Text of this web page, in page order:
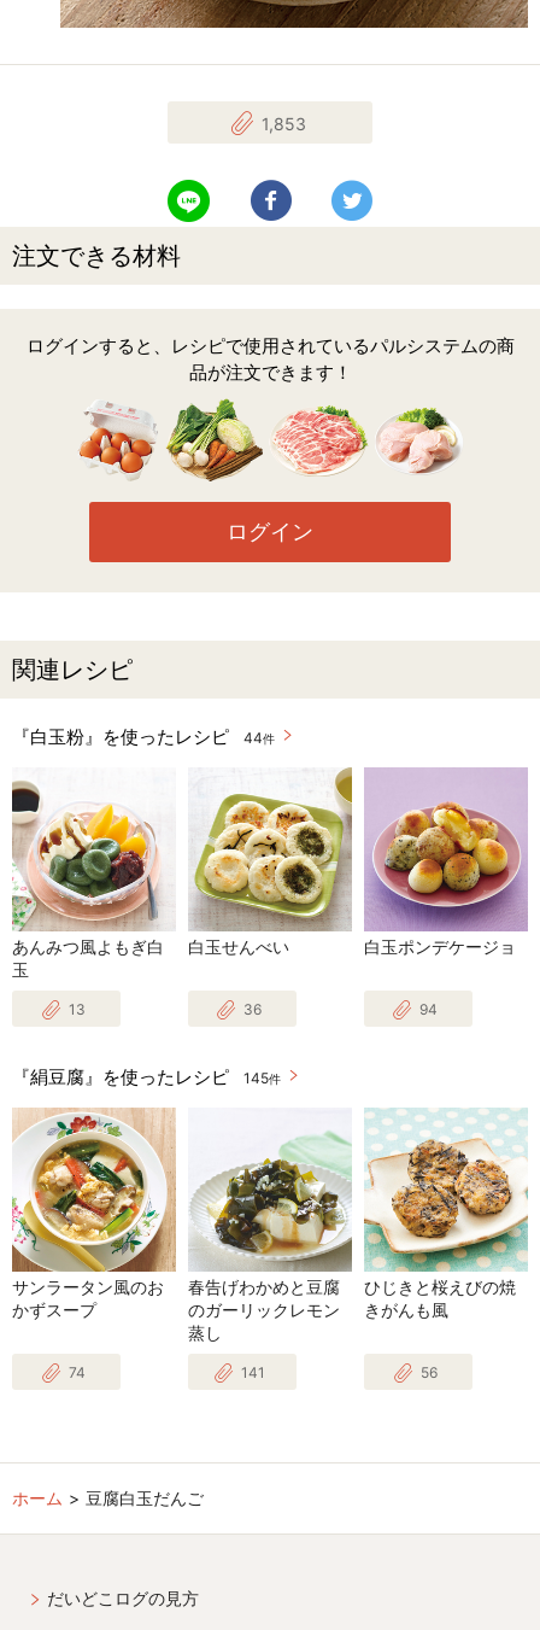
1,853
LINEで送る Facebookでシェアする
注文できる材料
ログインすると、レシピで使用されているパルシステムの商
品が注文できます！
ログイン
関連レシピ
『白玉粉』を使ったレシピ 44件
あんみつ風よもぎ白
玉
13
白玉せんべい
36
白玉ポンデケージョ
94
『絹豆腐』を使ったレシピ 145件
サンラータン風のお
かずスープ
74
春告げわかめと豆腐
のガーリックレモン
蒸し
141
ひじきと桜えびの焼
きがんも風
56
ホーム 豆腐白玉だんご
だいどこログの見方